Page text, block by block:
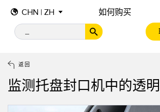
CHN | ZH 如何购买
传感器 测量解决方案
照明和指
机器安全
工业无线
BARCODE
绝对值旋转编码器
SNAP SIGNAL 附件 软件 技
工业物联网与智能工厂
智能传感器
机器防护
追踪和跟踪
拾取指示
雷达应用
工业物联网与智能工厂
返回
监测托盘封口机中的透